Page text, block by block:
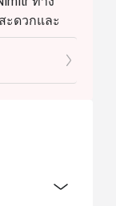
ะดวกและ